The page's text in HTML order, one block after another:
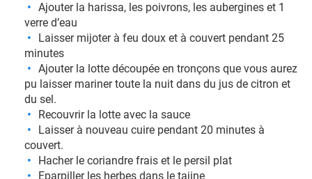
Ajouter la harissa, les poivrons, les aubergines et 1
verre d’eau
Laisser mijoter à feu doux et à couvert pendant 25
minutes
Ajouter la lotte découpée en tronçons que vous aurez
pu laisser mariner toute la nuit dans du jus de citron et
du sel.
Recouvrir la lotte avec la sauce
Laisser à nouveau cuire pendant 20 minutes à
couvert.
Hacher le coriandre frais et le persil plat
Eparpiller les herbes dans le tajine